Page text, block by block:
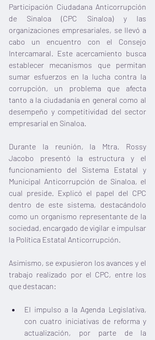
Participación Ciudadana Anticorrupción
de Sinaloa (CPC Sinaloa) y las
organizaciones empresariales, se llevó a
cabo un encuentro con el Consejo
Intercamaral. Este acercamiento busca
establecer mecanismos que permitan
sumar esfuerzos en la lucha contra la
corrupción, un problema que afecta
tanto a la ciudadanía en general como al
desempeño y competitividad del sector
empresarial en Sinaloa.
Durante la reunión, la Mtra. Rossy
Jacobo presentó la estructura y el
funcionamiento del Sistema Estatal y
Municipal Anticorrupción de Sinaloa, el
cual preside. Explicó el papel del CPC
dentro de este sistema, destacándolo
como un organismo representante de la
sociedad, encargado de vigilar e impulsar
la Política Estatal Anticorrupción.
Asimismo, se expusieron los avances y el
trabajo realizado por el CPC, entre los
que destacan:
El impulso a la Agenda Legislativa,
con cuatro iniciativas de reforma y
actualización, por parte de la